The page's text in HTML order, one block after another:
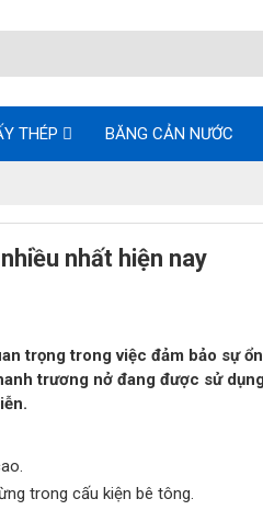
THÉP BĂNG CẢN NƯỚC
nhất hiện nay
trọng trong việc đảm bảo sự
trương nở đang được sử
trong cấu kiện bê tông.